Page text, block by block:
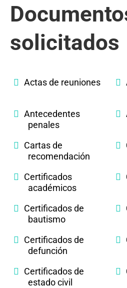
solicitados
Actas de reuniones
Antecedentes
penales
Cartas de
recomendación
Certificados
académicos
Certificados de
bautismo
Certificados de
defunción
Certificados de
estado civil